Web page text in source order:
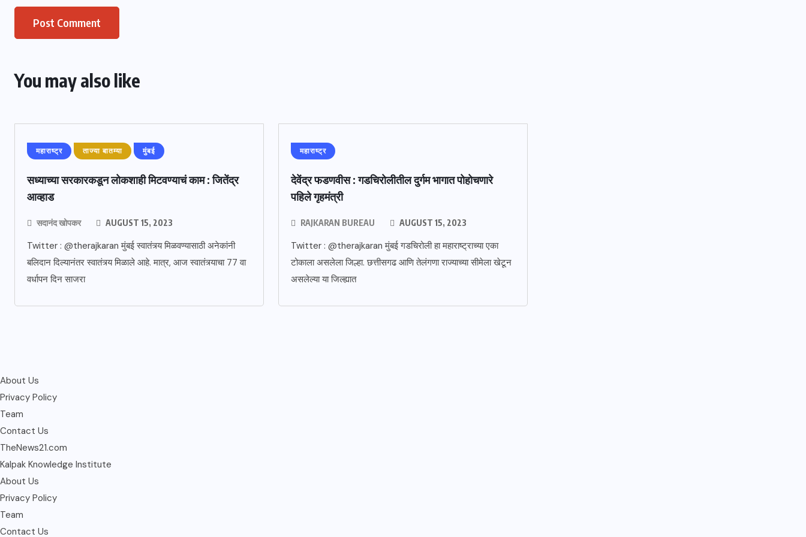
You may also like
महाराष्ट्र ताज्या बातम्या मुंबई
सध्याच्या सरकारकडून लोकशाही मिटवण्याचं काम : जितेंद्र
आव्हाड
सदानंद खोपकर AUGUST 15, 2023
Twitter : @therajkaran मुंबई स्वातंत्र्य मिळवण्यासाठी अनेकांनी
बलिदान दिल्यानंतर स्वातंत्र्य मिळाले आहे. मात्र, आज स्वातंत्र्याचा 77 वा
वर्धापन दिन साजरा
महाराष्ट्र
देवेंद्र फडणवीस : गडचिरोलीतील दुर्गम भागात पोहोचणारे
पहिले गृहमंत्री
RAJKARAN BUREAU AUGUST 15, 2023
Twitter : @therajkaran मुंबई गडचिरोली हा महाराष्ट्राच्या एका
टोकाला असलेला जिल्हा. छत्तीसगढ आणि तेलंगणा राज्याच्या सीमेला खेटून
असलेल्या या जिल्ह्यात
About Us
Privacy Policy
Team
Contact Us
TheNews21.com
Kalpak Knowledge Institute
About Us
Privacy Policy
Team
Contact Us